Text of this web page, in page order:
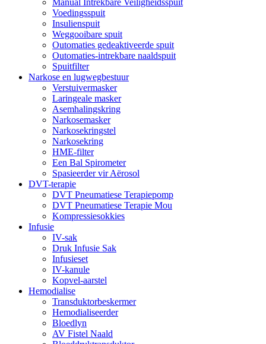
Voedingsspuit
Insulienspuit
Weggooibare spuit
Outomaties gedeaktiveerde spuit
Outomaties-intrekbare naaldspuit
Spuitfilter
Narkose en lugwegbestuur
Verstuivermasker
Laringeale masker
Asemhalingskring
Narkosemasker
Narkosekringstel
Narkosekring
HME-filter
Een Bal Spirometer
Spasieerder vir Aërosol
DVT-terapie
DVT Pneumatiese Terapiepomp
DVT Pneumatiese Terapie Mou
Kompressiesokkies
Infusie
IV-sak
Druk Infusie Sak
Infusieset
IV-kanule
Kopvel-aarstel
Hemodialise
Transduktorbeskermer
Hemodialiseerder
Bloedlyn
AV Fistel Naald